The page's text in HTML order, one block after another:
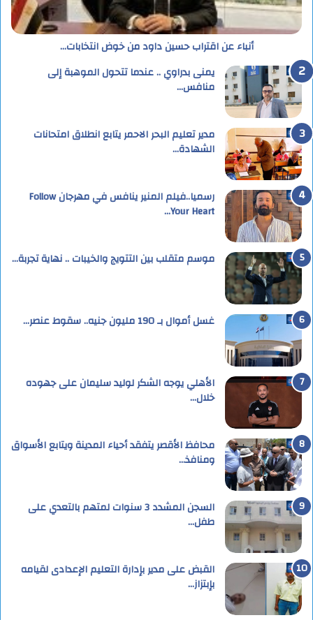
أنباء عن اقتراب حسين داود من خوض انتخابات…
يمنى بدراوي .. عندما تتحول الموهبة إلى
منافس…
مدير تعليم البحر الاحمر يتابع انطلاق امتحانات
الشهادة…
رسميا..فيلم المنير ينافس في مهرجان Follow
Your Heart…
موسم متقلب بين التتويج والخيبات .. نهاية تجربة…
غسل أموال بـ 190 مليون جنيه.. سقوط عنصر…
الأهلي يوجه الشكر لوليد سليمان على جهوده
خلال…
محافظ الأقصر يتفقد أحياء المدينة ويتابع الأسواق
ومنافذ…
السجن المشدد 3 سنوات لمتهم بالتعدي على
طفل…
القبض على مدير بإدارة التعليم الإعدادى لقيامه
بإبتزاز…